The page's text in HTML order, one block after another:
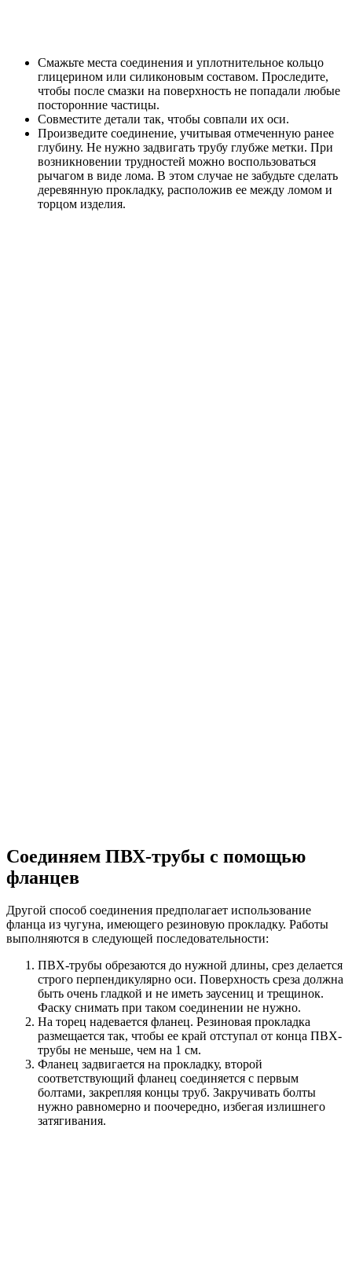
Смажьте места соединения и уплотнительное кольцо
глицерином или силиконовым составом. Проследите,
чтобы после смазки на поверхность не попадали любые
посторонние частицы.
Совместите детали так, чтобы совпали их оси.
Произведите соединение, учитывая отмеченную ранее
глубину. Не нужно задвигать трубу глубже метки. При
возникновении трудностей можно воспользоваться
рычагом в виде лома. В этом случае не забудьте сделать
деревянную прокладку, расположив ее между ломом и
торцом изделия.
Соединяем ПВХ-трубы с помощью
фланцев
Другой способ соединения предполагает использование
фланца из чугуна, имеющего резиновую прокладку. Работы
выполняются в следующей последовательности:
ПВХ-трубы обрезаются до нужной длины, срез делается
строго перпендикулярно оси. Поверхность среза должна
быть очень гладкой и не иметь заусениц и трещинок.
Фаску снимать при таком соединении не нужно.
На торец надевается фланец. Резиновая прокладка
размещается так, чтобы ее край отступал от конца ПВХ-
трубы не меньше, чем на 1 см.
Фланец задвигается на прокладку, второй
соответствующий фланец соединяется с первым
болтами, закрепляя концы труб. Закручивать болты
нужно равномерно и поочередно, избегая излишнего
затягивания.